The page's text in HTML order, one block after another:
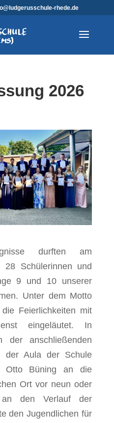
rhede.de
2026
durften am
28 Schülerinnen und
9 und 10 unserer
Unter dem Motto
Feierlichkeiten mit
eingeläutet. In
der anschließenden
der Aula der Schule
Otto Büning an die
Ort vor neun oder
den Verlauf der
den Jugendlichen für